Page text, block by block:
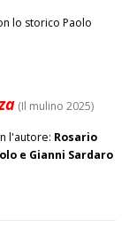
lo storico Paolo
(Il mulino 2025)
l'autore: Rosario
e Gianni Sardaro